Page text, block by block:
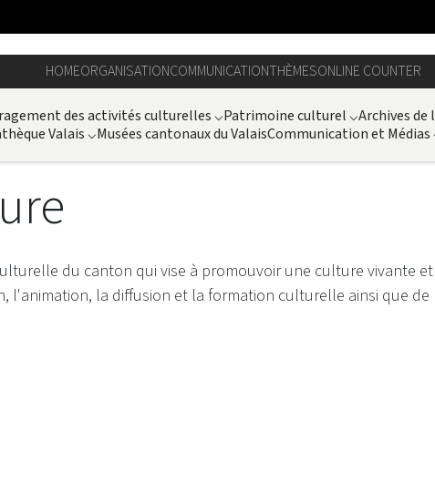
HOMEORGANISATIONCOMMUNICATIONTHÈMESONLINE COUNTER
des activités culturelles ⌵Patrimoine culturel ⌵Archives de
Valais ⌵Musées cantonaux du ValaisCommunication et Médias
du canton qui vise à promouvoir une culture vivante
l'animation, la diffusion et la formation culturelle ainsi que